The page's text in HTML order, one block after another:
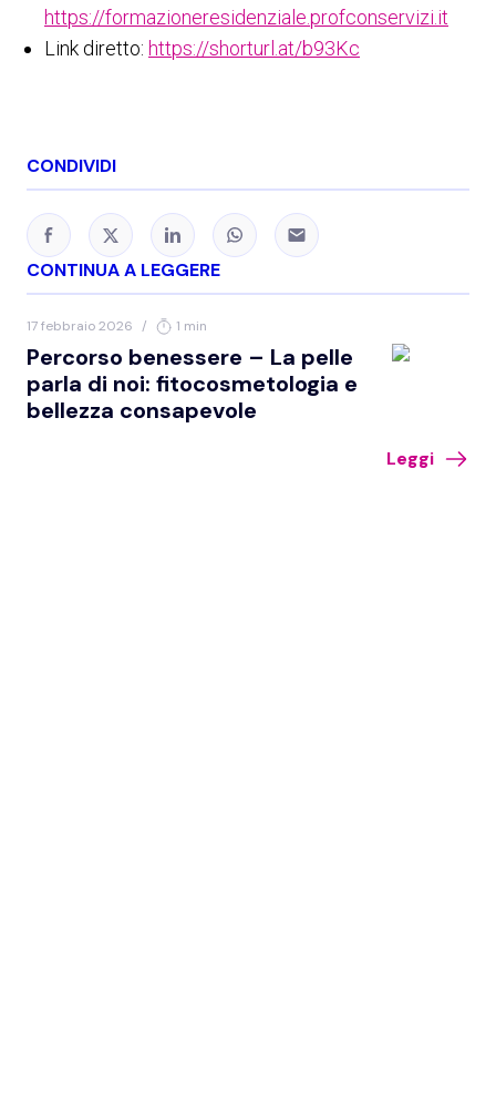
https://formazioneresidenziale.profconservizi.it
Link diretto: https://shorturl.at/b93Kc
CONTINUA A LEGGERE
17 febbraio 2026 / 1 min
Percorso benessere – La pelle
parla di noi: fitocosmetologia e
bellezza consapevole
Leggi
CONDIVIDI